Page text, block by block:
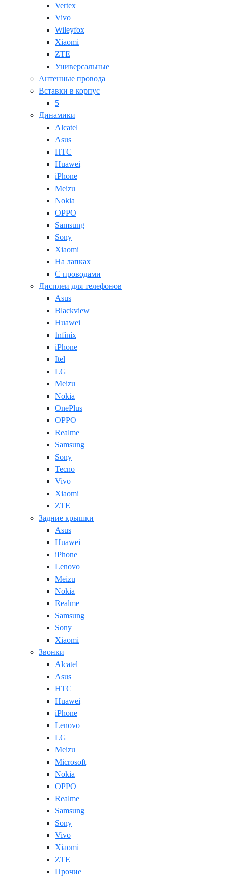
Vertex
Vivo
Wileyfox
Xiaomi
ZTE
Универсальные
Антенные провода
Вставки в корпус
5
Динамики
Alcatel
Asus
HTC
Huawei
iPhone
Meizu
Nokia
OPPO
Samsung
Sony
Xiaomi
На лапках
С проводами
Дисплеи для телефонов
Asus
Blackview
Huawei
Infinix
iPhone
Itel
LG
Meizu
Nokia
OnePlus
OPPO
Realme
Samsung
Sony
Tecno
Vivo
Xiaomi
ZTE
Задние крышки
Asus
Huawei
iPhone
Lenovo
Meizu
Nokia
Realme
Samsung
Sony
Xiaomi
Звонки
Alcatel
Asus
HTC
Huawei
iPhone
Lenovo
LG
Meizu
Microsoft
Nokia
OPPO
Realme
Samsung
Sony
Vivo
Xiaomi
ZTE
Прочие